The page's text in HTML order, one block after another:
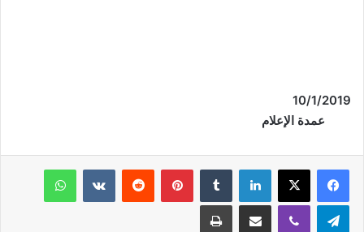
10/1/2019
عمدة الإعلام
فيسبوك لينكدإن بينتيريست